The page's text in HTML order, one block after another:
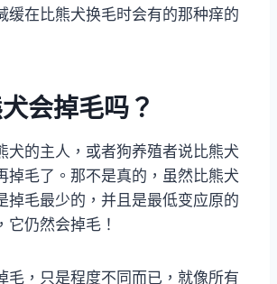
缓在比熊犬换毛时会有的那种痒的
会掉毛吗？
犬的主人，或者狗养殖者说比熊犬
掉毛了。那不是真的，虽然比熊犬
掉毛最少的，并且是最低变应原的
它仍然会掉毛！
毛，只是程度不同而已，就像所有